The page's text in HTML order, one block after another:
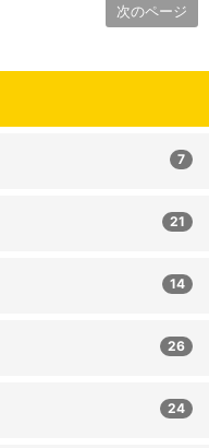
次のページ
7
21
14
26
24